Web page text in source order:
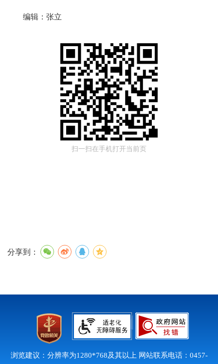
编辑：张立
扫一扫在手机打开当前页
分享到：
浏览建议：分辨率为1280*768及其以上 网站联系电话：0457-